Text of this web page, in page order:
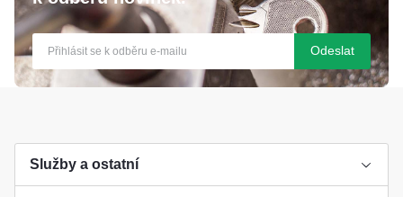
Odeslat
Služby a ostatní